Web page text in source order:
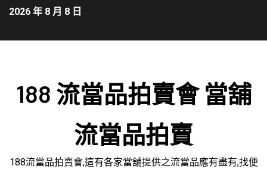
2026 年 8 月 8 日
188 流當品拍賣會 當舖
流當品拍賣
188流當品拍賣會,這有各家當舖提供之流當品應有盡有,找便